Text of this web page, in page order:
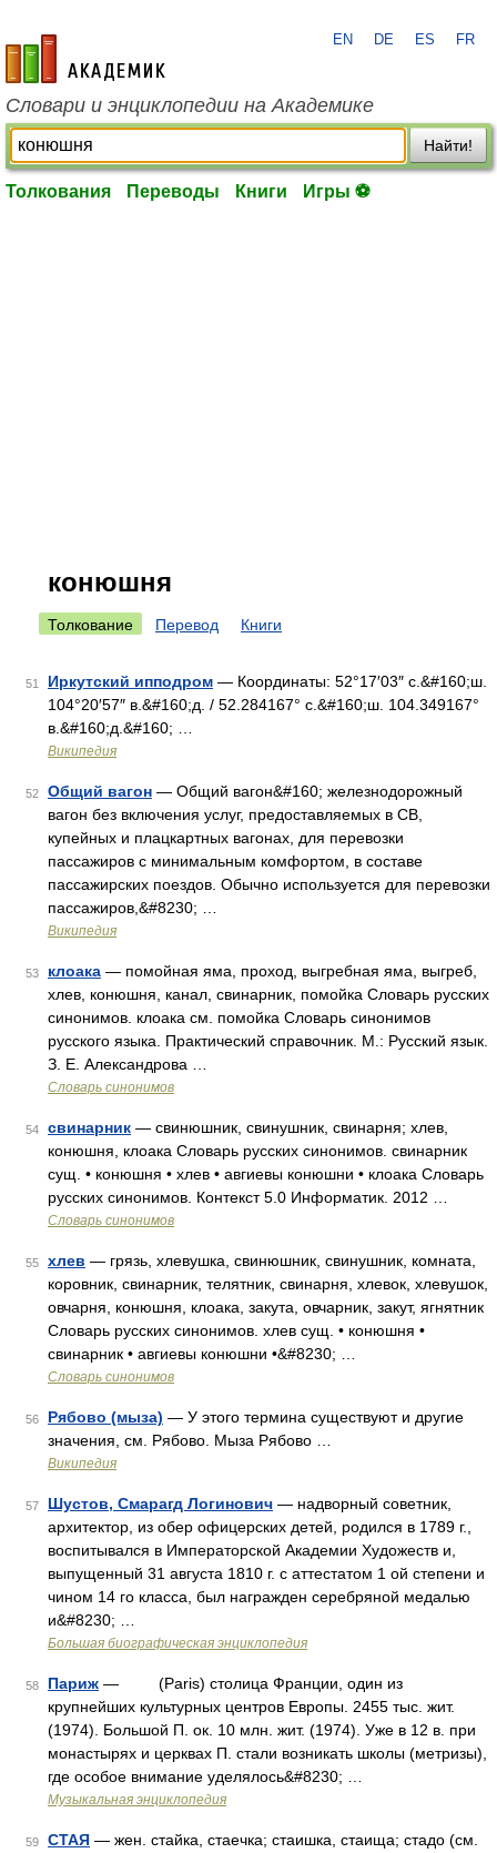
academic.ru
EN DE ES FR
Словари и энциклопедии на Академике
Найти!
Толкования Переводы Книги Игры ⚽
конюшня
Толкование Перевод Книги
51 Иркутский ипподром — Координаты: 52°17′03″ с.&#160;ш.
104°20′57″ в.&#160;д. / 52.284167° с.&#160;ш. 104.349167°
в.&#160;д.&#160; …
Википедия
52 Общий вагон — Общий вагон&#160; железнодорожный
вагон без включения услуг, предоставляемых в СВ,
купейных и плацкартных вагонах, для перевозки
пассажиров с минимальным комфортом, в составе
пассажирских поездов. Обычно используется для перевозки
пассажиров,&#8230; …
Википедия
53 клоака — помойная яма, проход, выгребная яма, выгреб,
хлев, конюшня, канал, свинарник, помойка Словарь русских
синонимов. клоака см. помойка Словарь синонимов
русского языка. Практический справочник. М.: Русский язык.
З. Е. Александрова …
Словарь синонимов
54 свинарник — свинюшник, свинушник, свинарня; хлев,
конюшня, клоака Словарь русских синонимов. свинарник
сущ. • конюшня • хлев • авгиевы конюшни • клоака Словарь
русских синонимов. Контекст 5.0 Информатик. 2012 …
Словарь синонимов
55 хлев — грязь, хлевушка, свинюшник, свинушник, комната,
коровник, свинарник, телятник, свинарня, хлевок, хлевушок,
овчарня, конюшня, клоака, закута, овчарник, закут, ягнятник
Словарь русских синонимов. хлев сущ. • конюшня •
свинарник • авгиевы конюшни •&#8230; …
Словарь синонимов
56 Рябово (мыза) — У этого термина существуют и другие
значения, см. Рябово. Мыза Рябово …
Википедия
57 Шустов, Смарагд Логинович — надворный советник,
архитектор, из обер офицерских детей, родился в 1789 г.,
воспитывался в Императорской Академии Художеств и,
выпущенный 31 августа 1810 г. с аттестатом 1 ой степени и
чином 14 го класса, был награжден серебряной медалью
и&#8230; …
Большая биографическая энциклопедия
58 Париж — (Paris) столица Франции, один из
крупнейших культурных центров Европы. 2455 тыс. жит.
(1974). Большой П. ок. 10 млн. жит. (1974). Уже в 12 в. при
монастырях и церквах П. стали возникать школы (метризы),
где особое внимание уделялось&#8230; …
Музыкальная энциклопедия
59 СТАЯ — жен. стайка, стаечка; стаишка, стаища; стадо (см.